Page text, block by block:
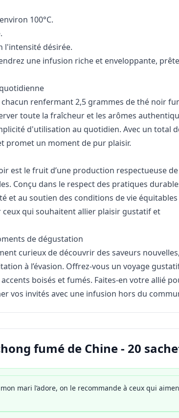
100°C.
l'intensité désirée.
une infusion riche et enveloppante,
renfermant 2,5 grammes de thé noir
toute la fraîcheur et les arômes
d'utilisation au quotidien. Avec un total
promet un moment de pur plaisir.
est le fruit d’une production respectueuse de
Conçu dans le respect des pratiques
et au soutien des conditions de vie
ceux qui souhaitent allier plaisir gustatif et
de dégustation
curieux de découvrir des saveurs
à l’évasion. Offrez-vous un voyage
boisés et fumés. Faites-en votre allié
vos invités avec une infusion hors du
fumé de Chine - 20
mari l’adore, on le recommande à ceux qui